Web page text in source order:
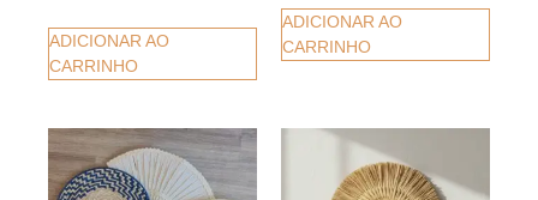
ADICIONAR AO
CARRINHO
ADICIONAR AO
CARRINHO